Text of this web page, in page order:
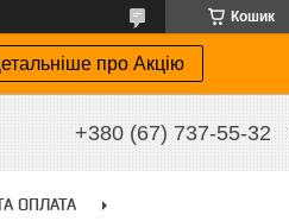
Кошик
про Акцію
+380 (67) 737-55-32
ОПЛАТА